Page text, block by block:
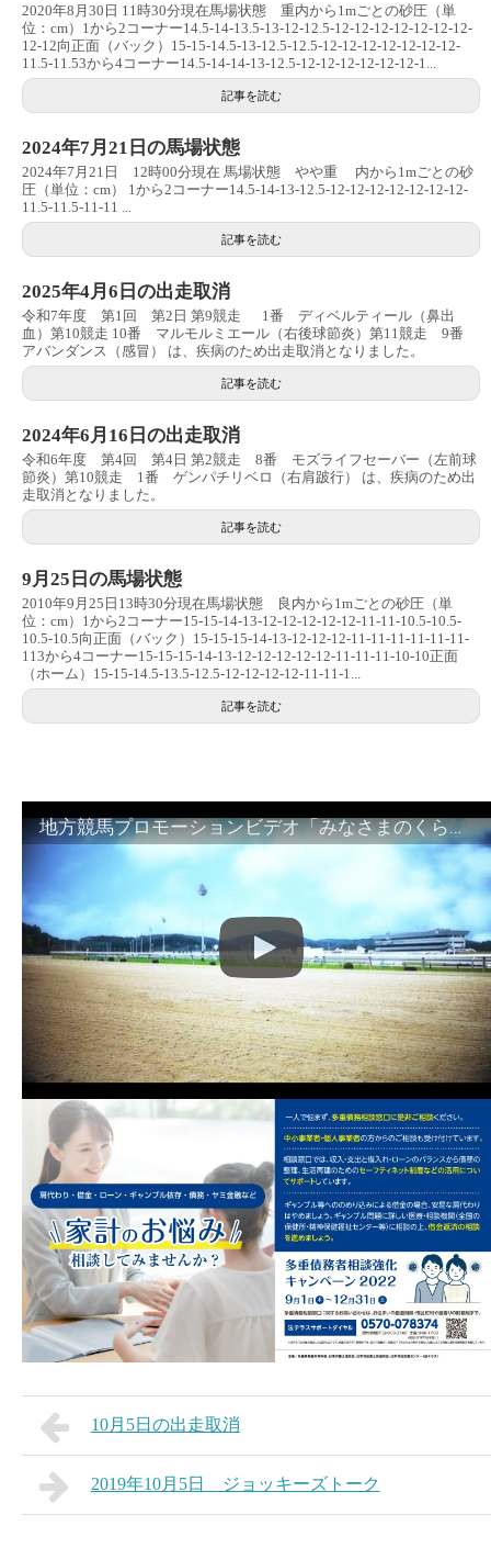
2020年8月30日 11時30分現在馬場状態 重内から1mごとの砂圧（単
位：cm）1から2コーナー14.5-14-13.5-13-12-12.5-12-12-12-12-12-12-12-
12-12向正面（バック）15-15-14.5-13-12.5-12.5-12-12-12-12-12-12-12-
11.5-11.53から4コーナー14.5-14-14-13-12.5-12-12-12-12-12-12-1...
記事を読む
2024年7月21日の馬場状態
2024年7月21日 12時00分現在 馬場状態 やや重 内から1mごとの砂
圧（単位：cm） 1から2コーナー14.5-14-13-12.5-12-12-12-12-12-12-12-
11.5-11.5-11-11 ...
記事を読む
2025年4月6日の出走取消
令和7年度 第1回 第2日 第9競走 1番 ディベルティール（鼻出
血）第10競走 10番 マルモルミエール（右後球節炎）第11競走 9番
アバンダンス（感冒） は、疾病のため出走取消となりました。
記事を読む
2024年6月16日の出走取消
令和6年度 第4回 第4日 第2競走 8番 モズライフセーバー（左前球
節炎）第10競走 1番 ゲンパチリベロ（右肩跛行） は、疾病のため出
走取消となりました。
記事を読む
9月25日の馬場状態
2010年9月25日13時30分現在馬場状態 良内から1mごとの砂圧（単
位：cm）1から2コーナー15-15-14-13-12-12-12-12-12-11-11-10.5-10.5-
10.5-10.5向正面（バック）15-15-15-14-13-12-12-12-11-11-11-11-11-11-
113から4コーナー15-15-15-14-13-12-12-12-12-12-11-11-11-10-10正面
（ホーム）15-15-14.5-13.5-12.5-12-12-12-12-11-11-1...
記事を読む
地方競馬プロモーションビデオ「みなさまのくらしのために」30秒篇｜NAR公式
10月5日の出走取消
2019年10月5日 ジョッキーズトーク